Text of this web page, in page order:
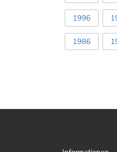
1996
1986